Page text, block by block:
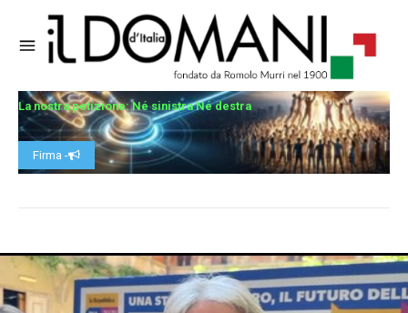
La nostra petizione: Né sinistra Né destra
Firma -